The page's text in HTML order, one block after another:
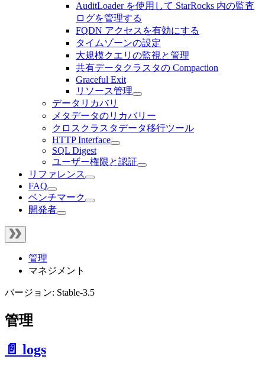
AuditLoader を使用して StarRocks 内の監査
ログを管理する
FQDN アクセスを有効にする
タイムゾーンの設定
大規模クエリの監視と管理
共有データクラスタの Compaction
Graceful Exit
リソース管理
データリカバリ
メタデータのリカバリー
クロスクラスタデータ移行ツール
HTTP Interface
SQL Digest
ユーザー権限と認証
リファレンス
FAQ
ベンチマーク
開発者
管理
マネジメント
バージョン: Stable-3.5
管理
📄️ logs